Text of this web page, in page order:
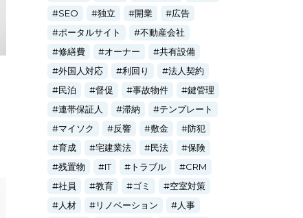
SEO
独立 開業
広告
ポータルサイト
不動産会社
修繕費
オーナー
共有設備
外国人対応
利回り
法人契約
民泊
督促 事故物件
鍵管理
連帯保証人
滞納
テンプレート
マイソク
反響 敷金
防犯
育成
宅建業法 民法
保険
残置物
IT トラブル
CRM
社員
教育 ゴミ
空室対策
人材
リノベーション
人事